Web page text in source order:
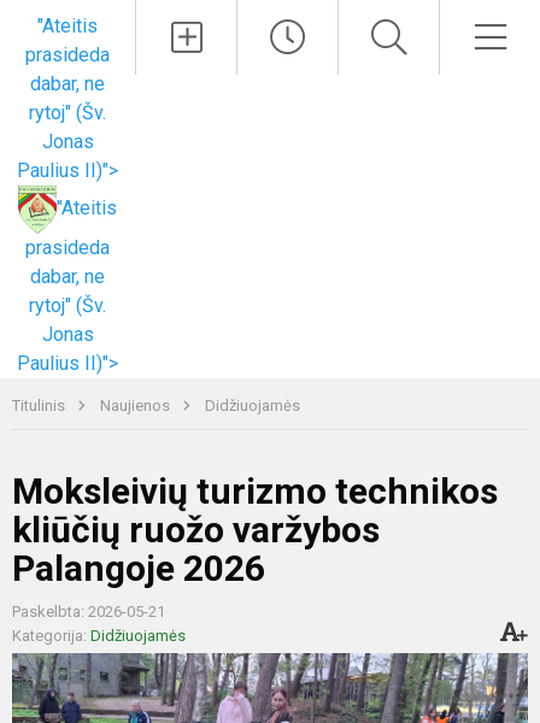
"Ateitis
prasideda
dabar, ne
rytoj" (Šv.
Jonas
Paulius II)">
"Ateitis
prasideda
dabar, ne
rytoj" (Šv.
Jonas
Paulius II)">
Titulinis Naujienos Didžiuojamės
Moksleivių turizmo technikos
kliūčių ruožo varžybos
Palangoje 2026
Paskelbta: 2026-05-21
Kategorija: Didžiuojamės